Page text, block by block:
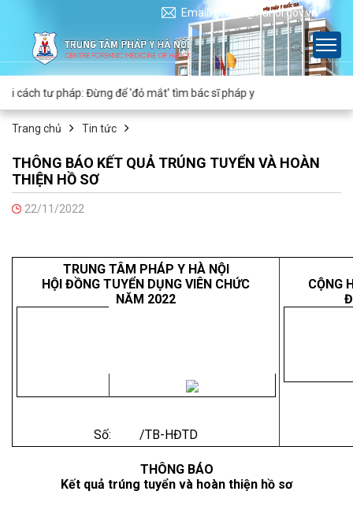
Email: ttpyhn@hanoi.gov.vn
tư pháp: Đừng để 'đỏ mắt' tìm bác sĩ pháp y
Trang chủ Tin tức
THÔNG BÁO KẾT QUẢ TRÚNG TUYỂN VÀ HOÀN
THIỆN HỒ SƠ
22/11/2022
TRUNG TÂM PHÁP Y HÀ NỘI
HỘI ĐỒNG TUYỂN DỤNG VIÊN CHỨC
NĂM 2022
Số: /TB-HĐTD
CỘNG
THÔNG BÁO
Kết quả trúng tuyển và hoàn thiện hồ sơ